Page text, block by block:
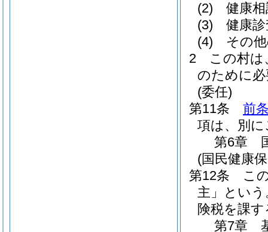
(2)
健康
(3)
健康
(4)
その
2
この村は
のために
(委任)
第11条
前
項は、別
第6章
(国民健康
第12条
こ
主」という
険税を課す
第7章